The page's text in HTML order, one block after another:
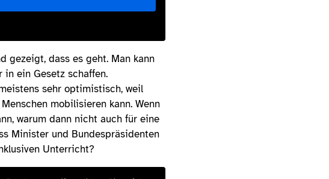
gezeigt, dass es geht. Man kann
ein Gesetz schaffen.
sehr optimistisch, weil
mobilisieren kann. Wenn
warum dann nicht auch für eine
Minister und Bundespräsidenten
Unterricht?